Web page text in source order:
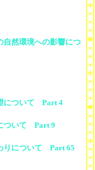
自然環境への影響につ
について Part 4
ついて Part 9
りについて Part 65